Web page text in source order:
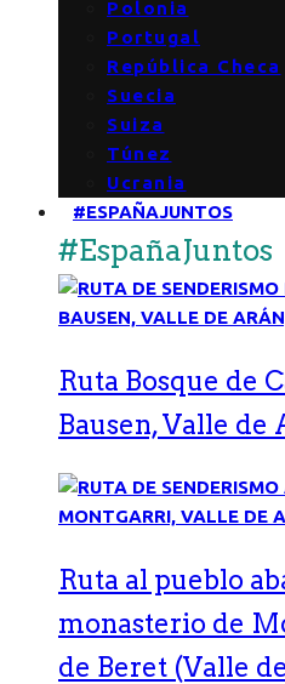
Polonia
Portugal
República Checa
Suecia
Suiza
Túnez
Ucrania
#ESPAÑAJUNTOS
#EspañaJuntos
Ruta Bosque de
Bausen, Valle de
Ruta al pueblo
monasterio de
de Beret (Valle